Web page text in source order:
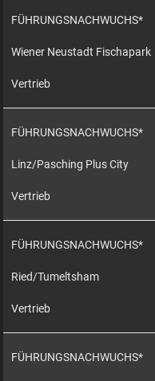
FÜHRUNGSNACHWUCHS*
Wiener Neustadt Fischapark
Vertrieb
FÜHRUNGSNACHWUCHS*
Linz/Pasching Plus City
Vertrieb
FÜHRUNGSNACHWUCHS*
Ried/Tumeltsham
Vertrieb
FÜHRUNGSNACHWUCHS*